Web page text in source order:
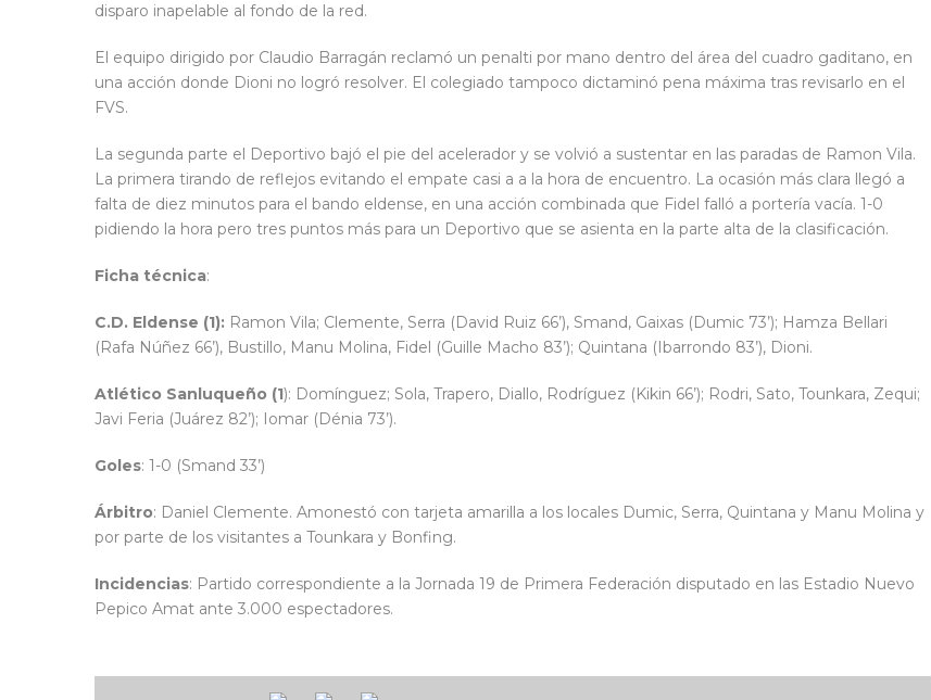
disparo inapelable al fondo de la red.
El equipo dirigido por Claudio Barragán reclamó un penalti por mano dentro del área del cuadro gaditano, en
una acción donde Dioni no logró resolver. El colegiado tampoco dictaminó pena máxima tras revisarlo en el
FVS.
La segunda parte el Deportivo bajó el pie del acelerador y se volvió a sustentar en las paradas de Ramon Vila.
La primera tirando de reflejos evitando el empate casi a a la hora de encuentro. La ocasión más clara llegó a
falta de diez minutos para el bando eldense, en una acción combinada que Fidel falló a portería vacía. 1-0
pidiendo la hora pero tres puntos más para un Deportivo que se asienta en la parte alta de la clasificación.
Ficha técnica:
C.D. Eldense (1): Ramon Vila; Clemente, Serra (David Ruiz 66’), Smand, Gaixas (Dumic 73’); Hamza Bellari
(Rafa Núñez 66’), Bustillo, Manu Molina, Fidel (Guille Macho 83’); Quintana (Ibarrondo 83’), Dioni.
Atlético Sanluqueño (1): Domínguez; Sola, Trapero, Diallo, Rodríguez (Kikin 66’); Rodri, Sato, Tounkara, Zequi;
Javi Feria (Juárez 82’); Iomar (Dénia 73’).
Goles: 1-0 (Smand 33’)
Árbitro: Daniel Clemente. Amonestó con tarjeta amarilla a los locales Dumic, Serra, Quintana y Manu Molina y
por parte de los visitantes a Tounkara y Bonfing.
Incidencias: Partido correspondiente a la Jornada 19 de Primera Federación disputado en las Estadio Nuevo
Pepico Amat ante 3.000 espectadores.